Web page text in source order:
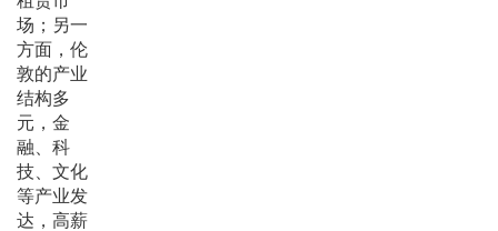
场；另一
方面，伦
敦的产业
结构多
元，金
融、科
技、文化
等产业发
达，高薪